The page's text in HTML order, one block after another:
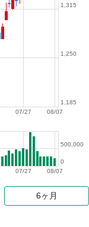
08/07
07/27
1,185
1,250
1,315
08/07
07/27
0
500,000
6ヶ月